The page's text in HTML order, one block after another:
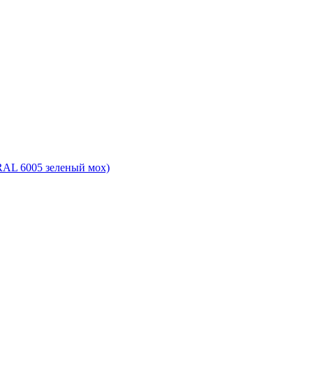
6005 зеленый мох)